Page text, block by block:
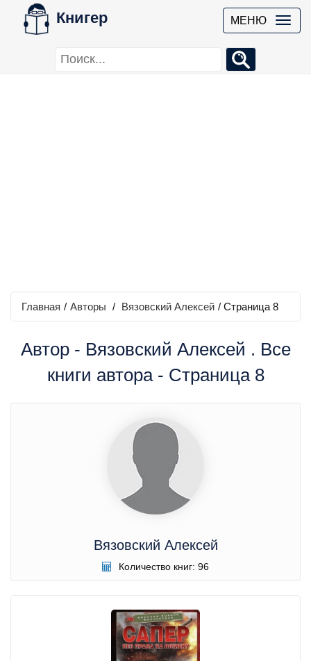
Книгер МЕНЮ
Главная / Авторы / Вязовский Алексей / Страница 8
Автор - Вязовский Алексей . Все
книги автора - Страница 8
Вязовский Алексей
Количество книг: 96